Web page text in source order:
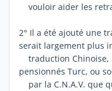
vouloir aider les
2° Il a été ajouté une
serait largement plus
traduction Chinoise,
pensionnés Turc, ou
par la C.N.A.V. que